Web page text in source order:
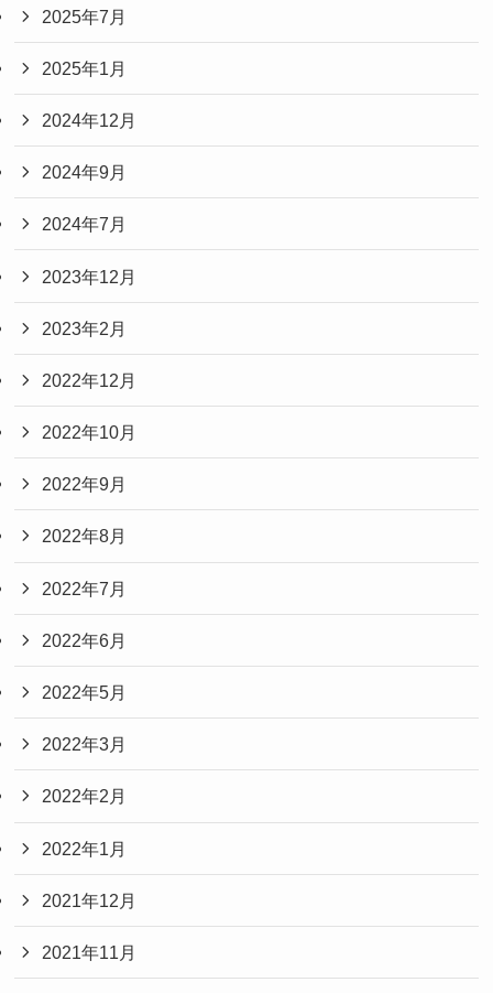
2025年7月
2025年1月
2024年12月
2024年9月
2024年7月
2023年12月
2023年2月
2022年12月
2022年10月
2022年9月
2022年8月
2022年7月
2022年6月
2022年5月
2022年3月
2022年2月
2022年1月
2021年12月
2021年11月